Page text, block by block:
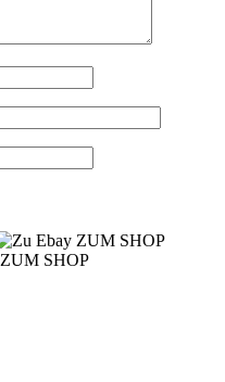
ZUM SHOP
ZUM SHOP